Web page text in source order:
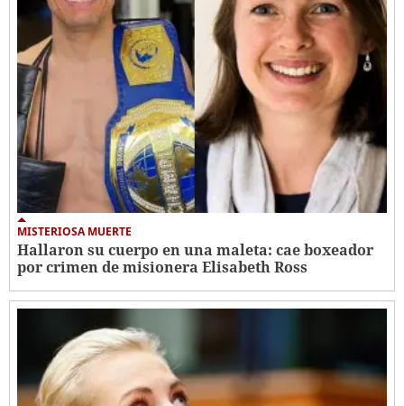
MISTERIOSA MUERTE
Hallaron su cuerpo en una maleta: cae boxeador
por crimen de misionera Elisabeth Ross